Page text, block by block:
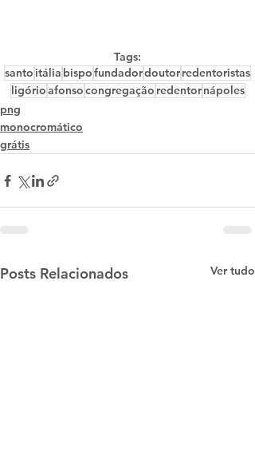
Tags:
santo itália bispofundadordoutorredentoristas
ligórioafonsocongregação redentornápoles
png
monocromático
grátis
Posts Relacionados Ver tudo